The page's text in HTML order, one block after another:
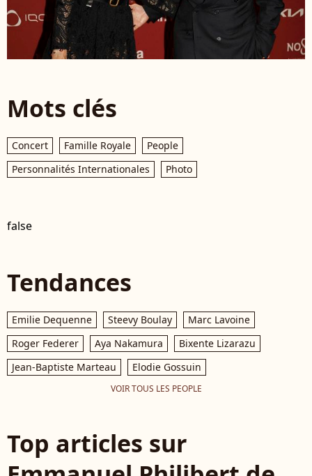
Mots clés
Concert Famille Royale
People
Personnalités Internationales
Photo
false
Tendances
Emilie Dequenne Steevy Boulay
Marc Lavoine
Roger Federer
Aya Nakamura
Bixente Lizarazu
Jean-Baptiste Marteau
Elodie Gossuin
VOIR TOUS LES PEOPLE
Top articles sur